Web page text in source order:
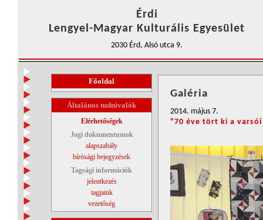
Érdi
Lengyel-Magyar Kulturális Egyesület
2030 Érd, Alsó utca 9.
Főoldal
Általános tudnivalók
Elérhetőségek
Jogi dokumentumok
alapszabály
bírósági bejegyzések
Tagsági információk
jelentkezés
tagjaink
vezetőség
Galéria
2014. május 7.
"70 éve tört ki a varsói